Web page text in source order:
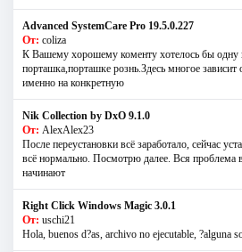
Advanced SystemCare Pro 19.5.0.227
От: coliza
К Вашему хорошему коменту хотелось бы одну
порташка,порташке рознь.Здесь многое зависит
именно на конкретную
Nik Collection by DxO 9.1.0
От: AlexAlex23
После переустановки всё заработало, сейчас
всё нормально. Посмотрю далее. Вся проблема
начинают
Right Click Windows Magic 3.0.1
От: uschi21
Hola, buenos d?as, archivo no ejecutable, ?alguna